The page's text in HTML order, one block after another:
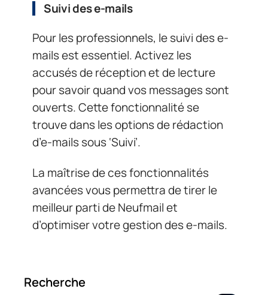
Suivi des e-mails
Pour les professionnels, le suivi des e-
mails est essentiel. Activez les
accusés de réception et de lecture
pour savoir quand vos messages sont
ouverts. Cette fonctionnalité se
trouve dans les options de rédaction
d’e-mails sous ‘Suivi’.
La maîtrise de ces fonctionnalités
avancées vous permettra de tirer le
meilleur parti de Neufmail et
d’optimiser votre gestion des e-mails.
Recherche